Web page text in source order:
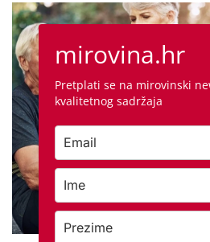
mirovina.hr
Pretplati se na mirovinski
kvalitetnog sadržaja